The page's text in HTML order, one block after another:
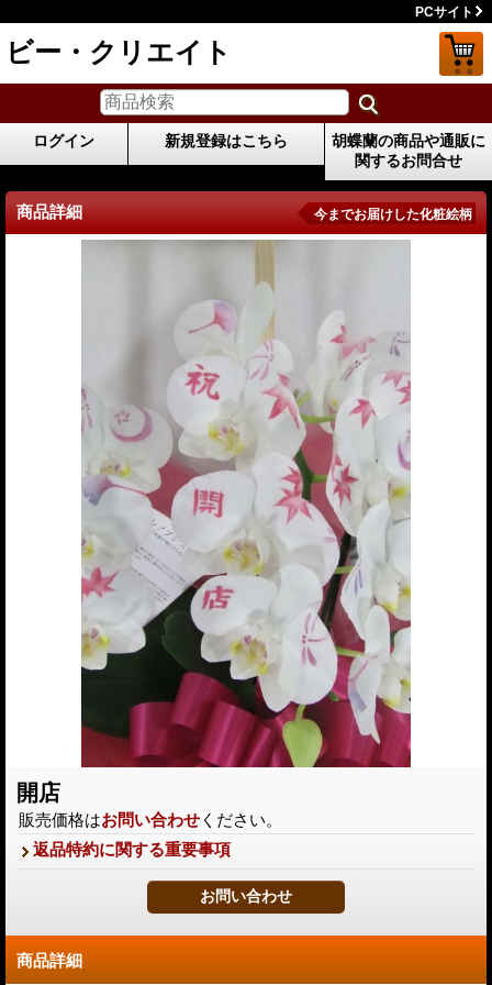
PCサイト
ビー・クリエイト
ログイン 新規登録はこちら
胡蝶蘭の商品や通販に
関するお問合せ
商品詳細 今までお届けした化粧絵柄
開店
販売価格はお問い合わせ ください。
返品特約に関する重要事項
商品詳細